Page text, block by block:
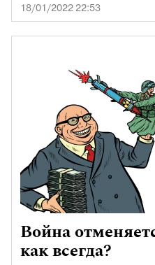
18/01/2022 22:53
Война
как всегда?